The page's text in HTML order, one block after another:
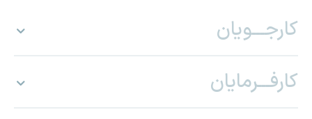
کارجـــویان
کارفـــرمایان